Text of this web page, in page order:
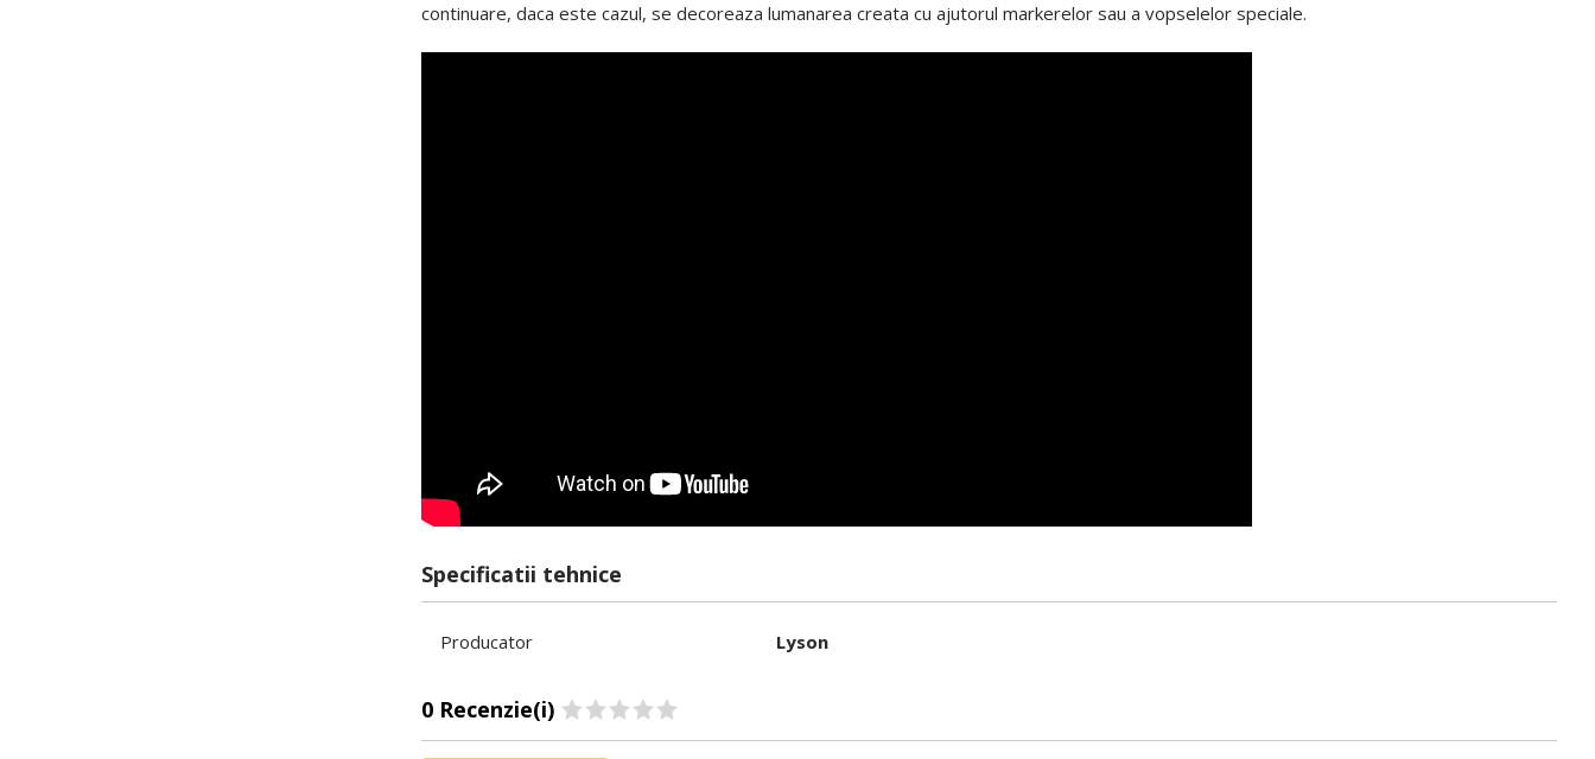
continuare, daca este cazul, se decoreaza lumanarea creata cu ajutorul markerelor sau a vopselelor speciale.
Specificatii tehnice
Producator Lyson
0 Recenzie(i)